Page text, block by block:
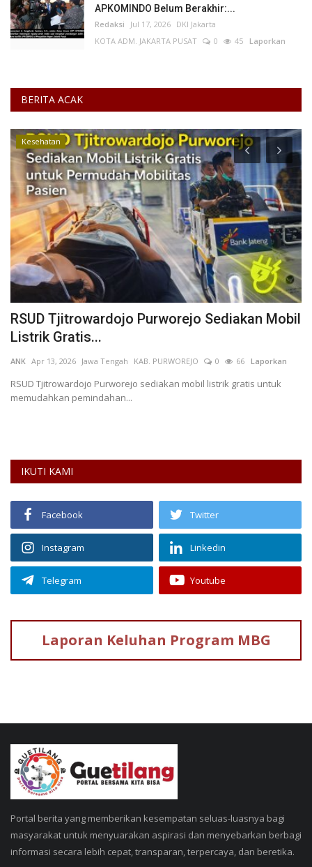
APKOMINDO Belum Berakhir:...
Redaksi Jul 17, 2026 DKI Jakarta
KOTA ADM. JAKARTA PUSAT
0 45 Laporkan
BERITA ACAK
Kesehatan
RSUD Tjitrowardojo Purworejo Sediakan Mobil
Listrik Gratis...
ANK Apr 13, 2026 Jawa Tengah KAB. PURWOREJO 0 66 Laporkan
RSUD Tjitrowardojo Purworejo sediakan mobil listrik gratis untuk
memudahkan pemindahan...
IKUTI KAMI
Facebook Twitter
Instagram Linkedin
Telegram Youtube
Laporan Keluhan Program MBG
Portal berita yang memberikan kesempatan seluas-luasnya bagi
masyarakat untuk menyuarakan aspirasi dan menyebarkan berbagi
informasi secara lebih cepat, transparan, terpercaya, dan beretika.